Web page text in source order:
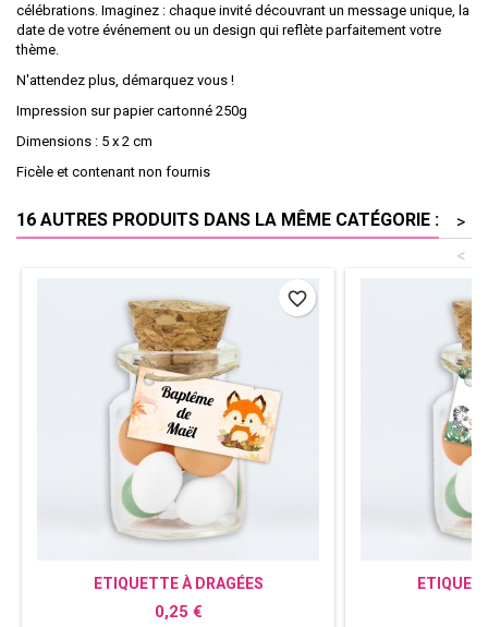
célébrations. Imaginez : chaque invité découvrant un message unique, la
date de votre événement ou un design qui reflète parfaitement votre
thème.
N'attendez plus, démarquez vous !
Impression sur papier cartonné 250g
Dimensions : 5 x 2 cm
Ficèle et contenant non fournis
16 AUTRES PRODUITS DANS LA MÊME CATÉGORIE :
>
<
ETIQUETTE À DRAGÉES
PERSONNALISÉE RENARD
Prix
0,25 €
favorite_border